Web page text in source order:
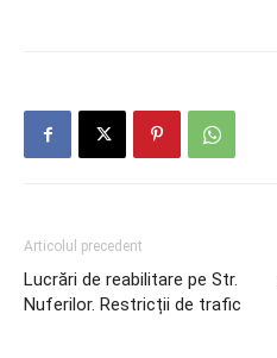
Articolul precedent
Lucrări de reabilitare pe Str.
Nuferilor. Restricții de trafic